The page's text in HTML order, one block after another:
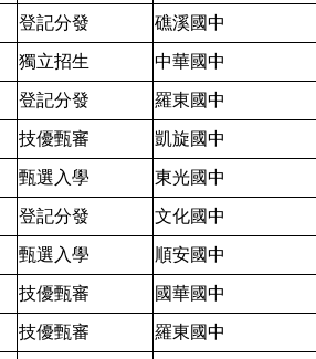
登記分發 礁溪國中
獨立招生 中華國中
登記分發 羅東國中
技優甄審 凱旋國中
甄選入學 東光國中
登記分發 文化國中
甄選入學 順安國中
技優甄審 國華國中
技優甄審 羅東國中